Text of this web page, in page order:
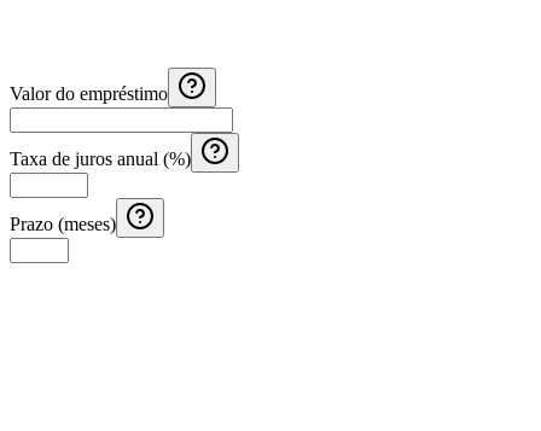
Valor do empréstimo
Taxa de juros anual (%)
Prazo (meses)